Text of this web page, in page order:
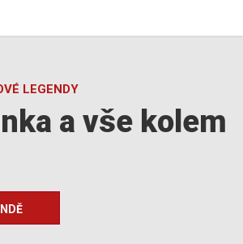
LEGENDY
a vše kolem